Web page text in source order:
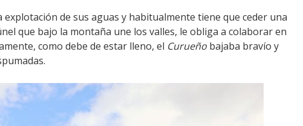
explotación de sus aguas y habitualmente tiene que ceder una
que bajo la montaña une los valles, le obliga a colaborar en
como debe de estar lleno, el Curueño bajaba bravío y